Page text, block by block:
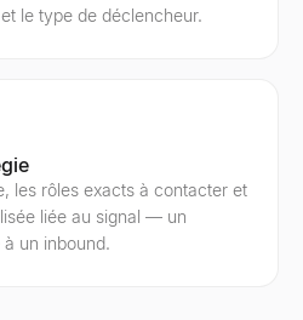
le type de déclencheur.
les rôles exacts à contacter et
liée au signal — un
un inbound.